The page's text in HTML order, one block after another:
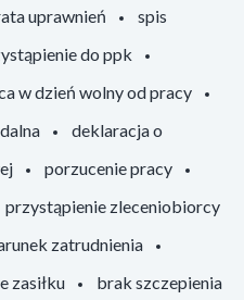
uprawnień
spis
do ppk
w dzień wolny od pracy
deklaracja o
porzucenie pracy
przystąpienie zleceniobiorcy
zatrudnienia
zasiłku
brak szczepienia